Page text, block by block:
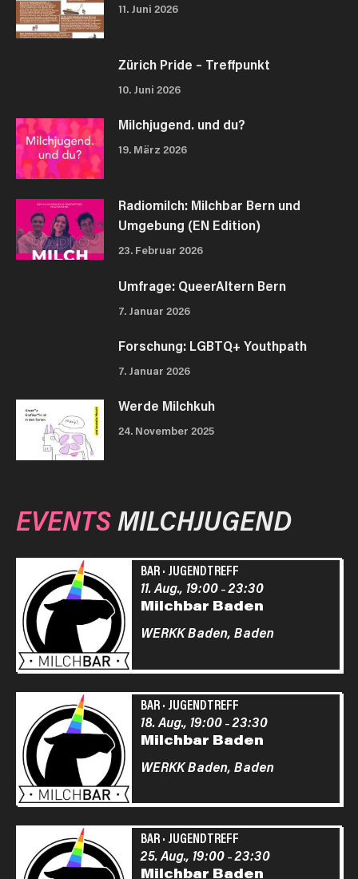
11. Juni 2026
Zürich Pride – Treffpunkt
10. Juni 2026
Milchjugend. und du?
19. März 2026
Radiomilch: Milchbar Bern und
Umgebung (EN Edition)
23. Februar 2026
Umfrage: QueerAltern Bern
7. Januar 2026
Forschung: LGBTQ+ Youthpath
7. Januar 2026
Werde Milchkuh
24. November 2025
EVENTSMILCHJUGEND
BAR· JUGENDTREFF
Milchbar Baden
11. Aug., 19:00–23:30
WERKK Baden, Baden
BAR· JUGENDTREFF
Milchbar Baden
18. Aug., 19:00–23:30
WERKK Baden, Baden
BAR· JUGENDTREFF
Milchbar Baden
25. Aug., 19:00–23:30